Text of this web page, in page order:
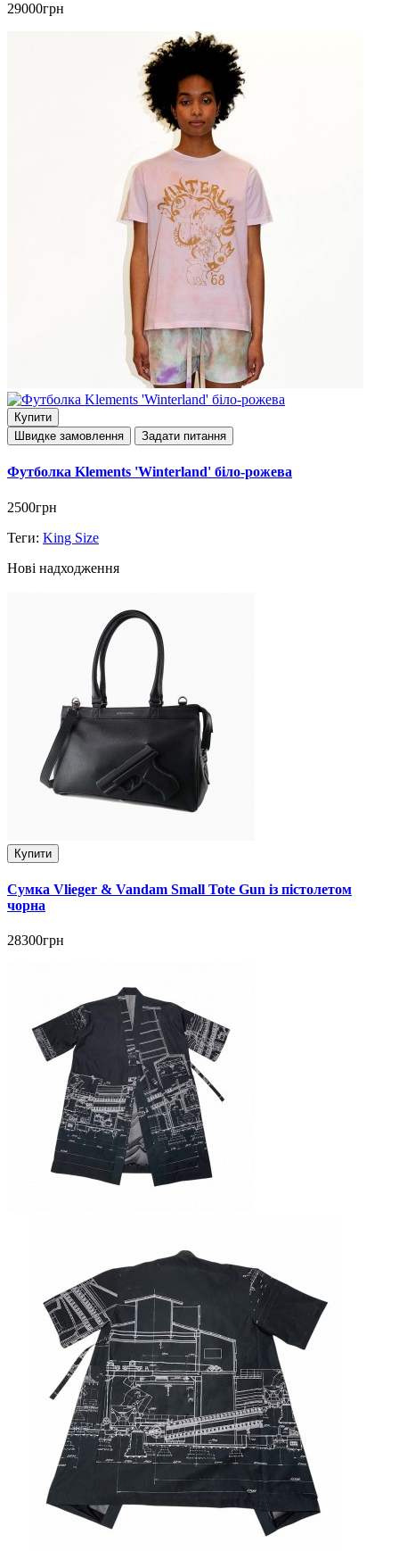
29000грн
Купити
Швидке замовлення
Задати питання
Футболка Klements 'Winterland' біло-рожева
2500грн
Теги: King Size
Нові надходження
Купити
Сумка Vlieger & Vandam Small Tote Gun із пістолетом
чорна
28300грн